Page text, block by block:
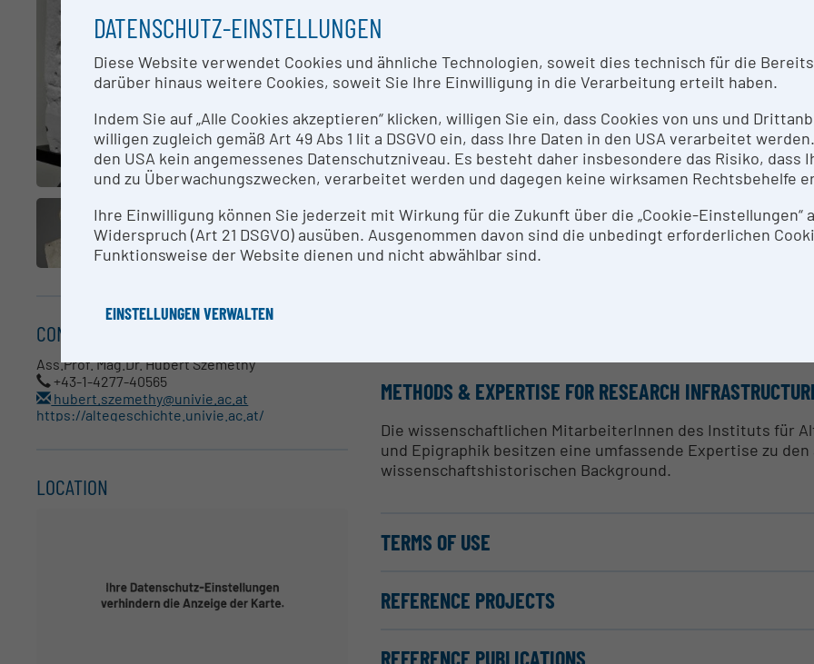
Studiensammlung der Akademie der Bildenden Künste
bescheidene Restsammlung übrig, welche im
Abklatschen besteht.
Diese Sammlung war von Beginn an als Studien- und
Alten Geschichte und Altertumskunde konzipiert. Seit
die Objekte in mehreren Institutsräumen im Hoch- und
Für wissenschaftliche Zwecke kann die Sammlung nach
CONTACT PERSON
Ass.Prof. Mag.Dr. Hubert Szemethy
Die Bestände an Originalen, Abgüssen und Abklatschen
METHODS & EXPERTISE FOR RESEARCH
Die wissenschaftlichen MitarbeiterInnen des Instituts für
und Epigraphik besitzen eine umfassende Expertise zu
wissenschaftshistorischen Background.
TERMS OF USE
REFERENCE PROJECTS
REFERENCE PUBLICATIONS
CONTACT
Ass.Prof. Mag.Dr. Hubert Szemethy
+43-1-4277-40565
hubert.szemethy@univie.ac.at
https://altegeschichte.univie.ac.at/
LOCATION
DATENSCHUTZ-EINSTELLUNGEN
Diese Website verwendet Cookies und ähnliche Technologien, soweit dies technisch für die
darüber hinaus weitere Cookies, soweit Sie Ihre Einwilligung in die Verarbeitung erteilt haben.
Indem Sie auf „Alle Cookies akzeptieren“ klicken, willigen Sie ein, dass Cookies von uns und
willigen zugleich gemäß Art 49 Abs 1 lit a DSGVO ein, dass Ihre Daten in den USA verarbeitet
den USA kein angemessenes Datenschutzniveau. Es besteht daher insbesondere das Risiko, dass
und zu Überwachungszwecken, verarbeitet werden und dagegen keine wirksamen Rechtsbehelfe
Ihre Einwilligung können Sie jederzeit mit Wirkung für die Zukunft über die „Cookie-Einstellungen“
Widerspruch (Art 21 DSGVO) ausüben. Ausgenommen davon sind die unbedingt erforderlichen
Funktionsweise der Website dienen und nicht abwählbar sind.
EINSTELLUNGEN VERWALTEN